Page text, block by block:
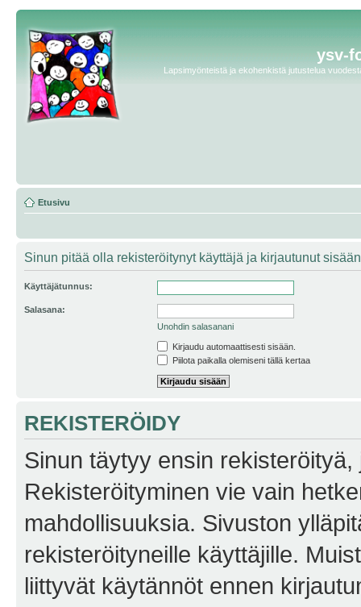
ysv-
Lapsimyönteistä ja ekohenkistä jutustelua
Etusivu
Sinun pitää olla rekisteröitynyt käyttäjä ja kirjautunut
Käyttäjätunnus:
Salasana:
Unohdin salasanani
Kirjaudu automaattisesti sisään.
Piilota paikalla olemiseni tällä kertaa
REKISTERÖIDY
Sinun täytyy ensin
Rekisteröityminen vie vain
mahdollisuuksia. Sivuston
rekisteröityneille käyttäjille.
liittyvät käytännöt ennen